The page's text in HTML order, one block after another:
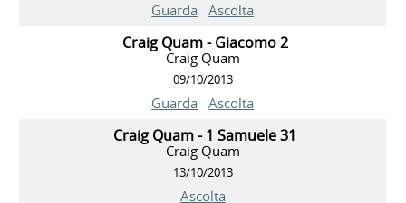
Guarda Ascolta
Craig Quam - Giacomo 2
Craig Quam
09/10/2013
Guarda Ascolta
Craig Quam - 1 Samuele 31
Craig Quam
13/10/2013
Ascolta